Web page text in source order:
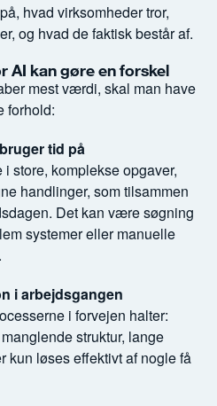
hvad virksomheder tror,
og hvad de faktisk består af.
AI kan gøre en forskel
mest værdi, skal man have
forhold:
tid på
store, komplekse opgaver,
handlinger, som tilsammen
Det kan være søgning
systemer eller manuelle
i arbejdsgangen
i forvejen halter:
struktur, lange
kun løses effektivt af nogle få